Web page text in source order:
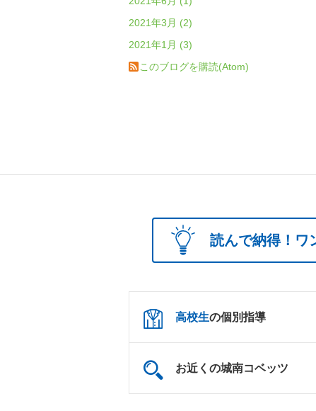
2021年3月 (2)
2021年1月 (3)
このブログを購読(Atom)
読んで納得！ワ
高校生の個別指導
お近くの城南コベッツ